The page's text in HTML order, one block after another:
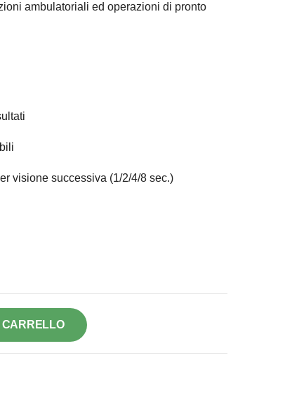
ambulatoriali ed operazioni di pronto
visione successiva (1/2/4/8 sec.)
CARRELLO